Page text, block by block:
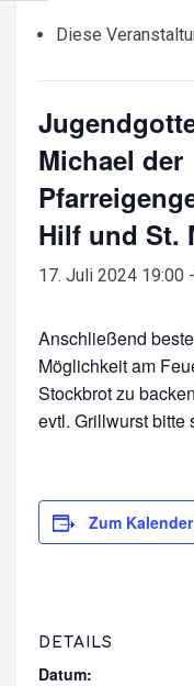
Diese
Michael der
Hilf und St.
17. Juli 2024 19:00 -
Anschließend
Möglichkeit am
Stockbrot zu
evtl. Grillwurst bitte
Zum
DETAILS
Datum: